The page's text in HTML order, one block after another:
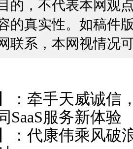
的，不代表本网观
的真实性。如稿件
联系，本网视情况
： 牵手天威诚信
SaaS服务新体验
： 代康伟乘风破